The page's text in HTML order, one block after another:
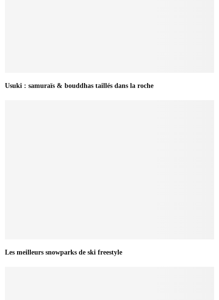
Usuki : samuraïs & bouddhas taillés dans la roche
Les meilleurs snowparks de ski freestyle